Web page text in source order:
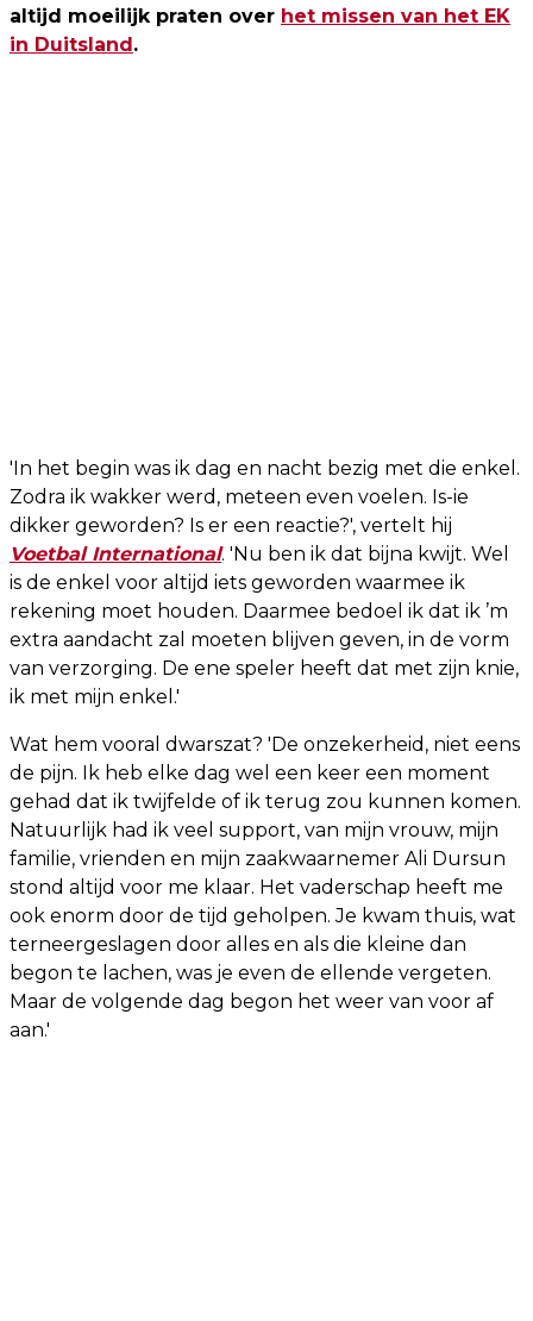
altijd moeilijk praten over het missen van het EK
in Duitsland.
'In het begin was ik dag en nacht bezig met die enkel.
Zodra ik wakker werd, meteen even voelen. Is-ie
dikker geworden? Is er een reactie?', vertelt hij
Voetbal International. 'Nu ben ik dat bijna kwijt. Wel
is de enkel voor altijd iets geworden waarmee ik
rekening moet houden. Daarmee bedoel ik dat ik ’m
extra aandacht zal moeten blijven geven, in de vorm
van verzorging. De ene speler heeft dat met zijn knie,
ik met mijn enkel.'
Wat hem vooral dwarszat? 'De onzekerheid, niet eens
de pijn. Ik heb elke dag wel een keer een moment
gehad dat ik twijfelde of ik terug zou kunnen komen.
Natuurlijk had ik veel support, van mijn vrouw, mijn
familie, vrienden en mijn zaakwaarnemer Ali Dursun
stond altijd voor me klaar. Het vaderschap heeft me
ook enorm door de tijd geholpen. Je kwam thuis, wat
terneergeslagen door alles en als die kleine dan
begon te lachen, was je even de ellende vergeten.
Maar de volgende dag begon het weer van voor af
aan.'